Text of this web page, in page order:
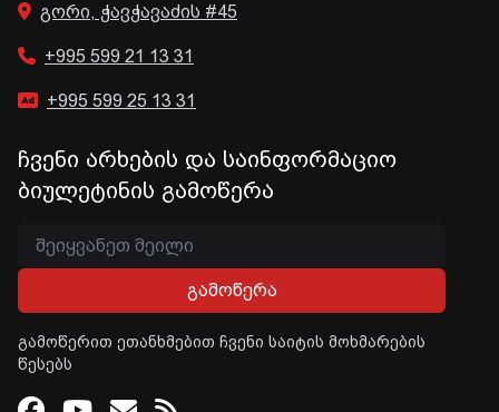
გორი, ჭავჭავაძის #45
+995 599 21 13 31
+995 599 25 13 31
ჩვენი არხების და საინფორმაციო
ბიულეტინის გამოწერა
გამოწერა
გამოწერით ეთანხმებით ჩვენი საიტის მოხმარების
წესებს